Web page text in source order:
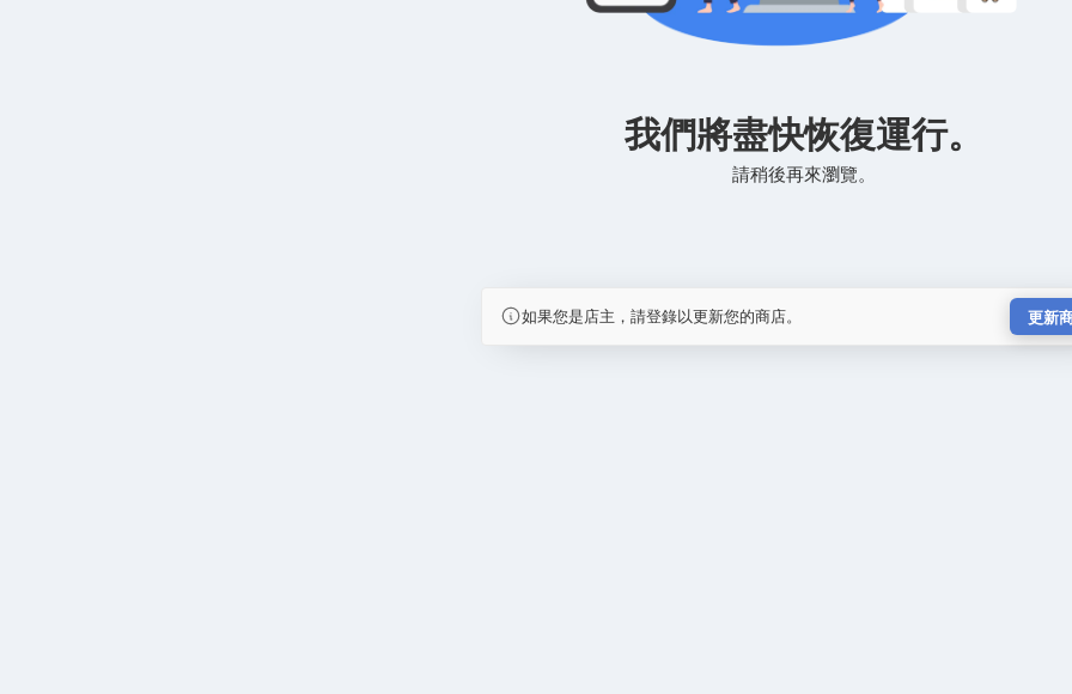
我們將盡快恢復運行。
請稍後再來瀏覽。
如果您是店主，請登錄以更新您的商店。 更新